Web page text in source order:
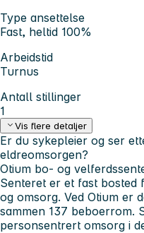
Type ansettelse
Fast, heltid 100%
Arbeidstid
Turnus
Antall stillinger
1
Vis flere detaljer
Er du sykepleier og ser
eldreomsorgen?
Otium bo- og
Senteret er et fast
og omsorg. Ved Otium er
sammen 137 beboerrom.
personsentrert omsorg i